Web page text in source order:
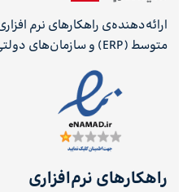
ارائه‌دهنده‌ی راهکارهای نرم
متوسط (ERP) و سازمان‌های دولتی
راهکارهای نرم‌افزاری